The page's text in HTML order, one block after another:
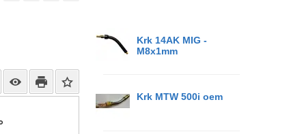
Krk 14AK MIG -
M8x1mm
Krk MTW 500i oem